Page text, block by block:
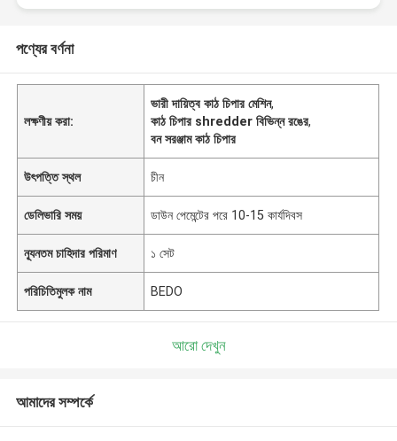
পণ্যের বর্ণনা
লক্ষণীয় করা:
ভারী দায়িত্ব কাঠ চিপার মেশিন,
কাঠ চিপার shredder বিভিন্ন রঙের,
বন সরঞ্জাম কাঠ চিপার
উৎপত্তি স্থল চীন
ডেলিভারি সময় ডাউন পেমেন্টের পরে 10-15 কার্যদিবস
ন্যূনতম চাহিদার পরিমাণ ১ সেট
পরিচিতিমুলক নাম BEDO
আরো দেখুন
আমাদের সম্পর্কে